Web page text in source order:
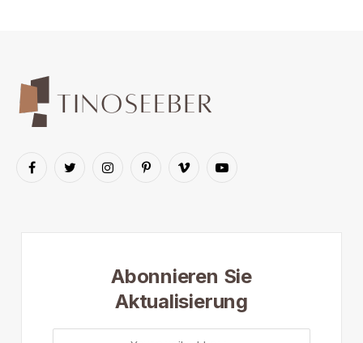
FacebookTwitterInstagramPinterestVimeo YouTube
Abonnieren Sie
Aktualisierung